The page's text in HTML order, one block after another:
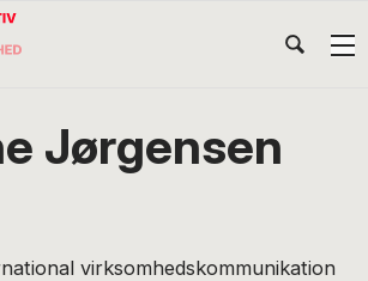
Jørgensen
virksomhedskommunikation